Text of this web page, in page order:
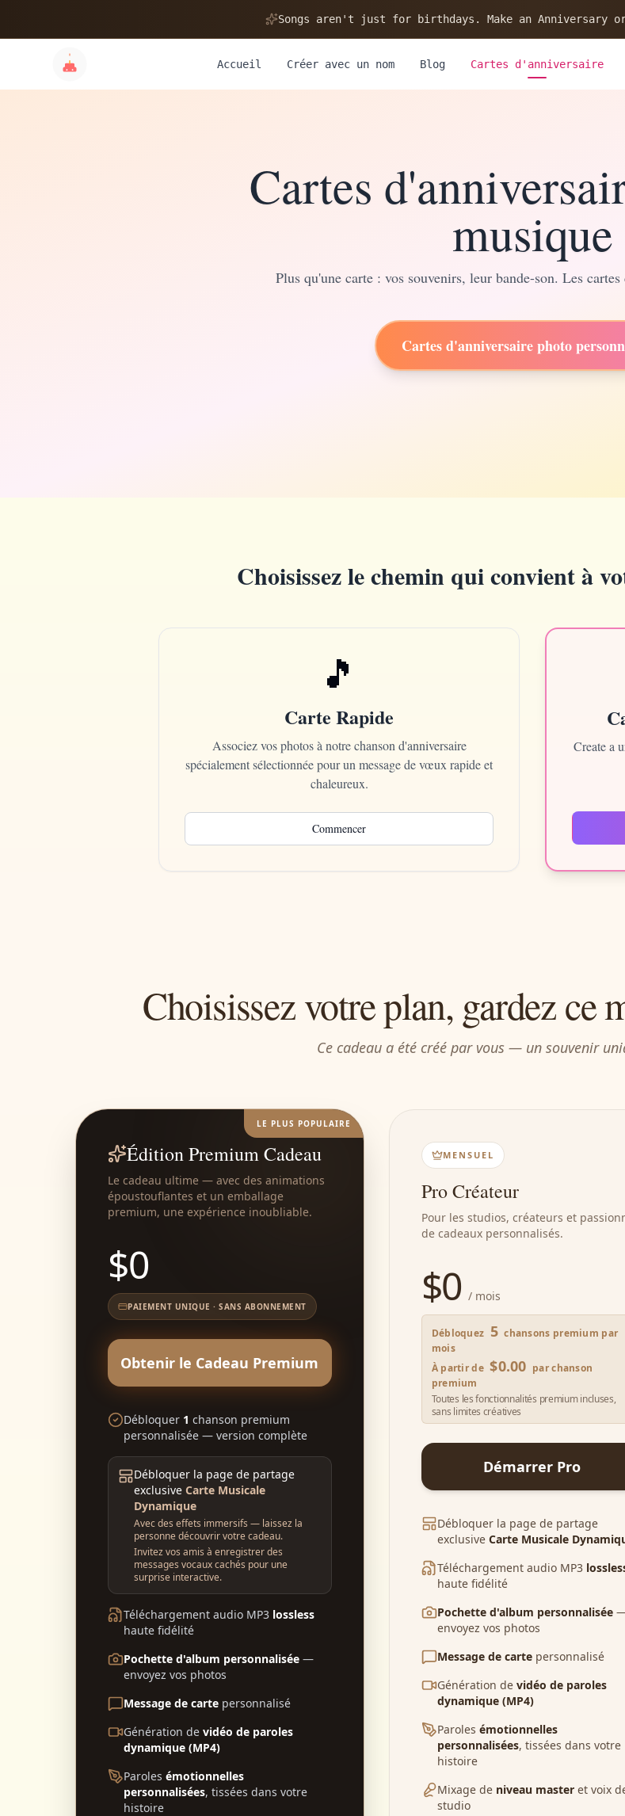
Songs aren't just for birthdays. Make an Anniversary or
Accueil Créer avec un nom Blog Cartes d'anniversaire
✨
Cartes
musique
Plus qu'une carte : vos souvenirs, leur bande-son. Les
Cartes d'anniversaire photo
Click to Play
Choisissez le chemin qui convient à
🎵
Carte Rapide
Associez vos photos à notre chanson d'anniversaire
spécialement sélectionnée pour un message de vœux rapide et
chaleureux.
Commencer
Create a
Choisissez votre plan, gardez ce
Ce cadeau a été créé par vous — un souvenir
LE PLUS POPULAIRE
Édition Premium Cadeau
Le cadeau ultime — avec des animations
époustouflantes et un emballage
premium, une expérience inoubliable.
$0
PAIEMENT UNIQUE · SANS ABONNEMENT
Obtenir le Cadeau Premium
Débloquer 1 chanson premium
personnalisée — version complète
Débloquer la page de partage
exclusive Carte Musicale
Dynamique
Avec des effets immersifs — laissez la
personne découvrir votre cadeau.
Invitez vos amis à enregistrer des
messages vocaux cachés pour une
surprise interactive.
Téléchargement audio MP3 lossless
haute fidélité
Pochette d'album personnalisée —
envoyez vos photos
Message de carte personnalisé
Génération de vidéo de paroles
dynamique (MP4)
Paroles émotionnelles
personnalisées, tissées dans votre
histoire
MENSUEL
Pro Créateur
Pour les studios, créateurs et
de cadeaux personnalisés.
$0 / mois
Débloquez 5 chansons premium par
mois
À partir de $0.00 par chanson
premium
Toutes les fonctionnalités premium incluses,
sans limites créatives
Démarrer Pro
Débloquer la page de partage
exclusive Carte Musicale
Téléchargement audio MP3
haute fidélité
Pochette d'album personnalisée
envoyez vos photos
Message de cartepersonnalisé
Génération de vidéo de paroles
dynamique (MP4)
Paroles émotionnelles
personnalisées, tissées dans votre
histoire
Mixage de niveau masteret voix
studio